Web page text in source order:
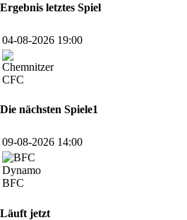
Ergebnis letztes Spiel
04-08-2026 19:00
CFC
Die nächsten Spiele1
09-08-2026 14:00
BFC
Läuft jetzt